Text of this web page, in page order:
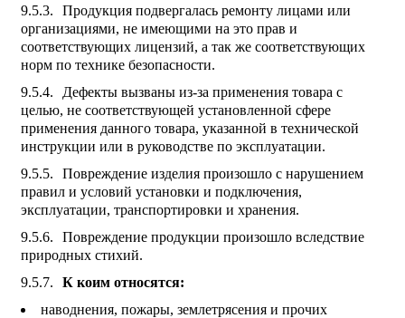
Продукция подвергалась ремонту лицами или
организациями, не имеющими на это прав и
соответствующих лицензий, а так же соответствующих
норм по технике безопасности.
Дефекты вызваны из-за применения товара с
целью, не соответствующей установленной сфере
применения данного товара, указанной в технической
инструкции или в руководстве по эксплуатации.
Повреждение изделия произошло с нарушением
правил и условий установки и подключения,
эксплуатации, транспортировки и хранения.
Повреждение продукции произошло вследствие
природных стихий.
К коим относятся:
наводнения, пожары, землетрясения и прочих